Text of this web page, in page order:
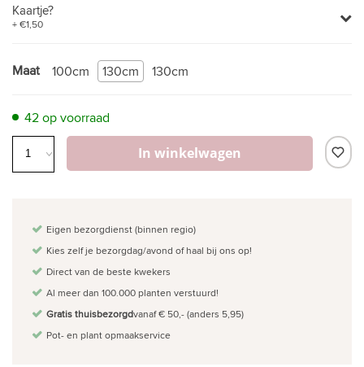
Kaartje?
+ €1,50
Maat 100cm 130cm 130cm
42 op voorraad
In winkelwagen
Eigen bezorgdienst (binnen regio)
Kies zelf je bezorgdag/avond of haal bij ons op!
Direct van de beste kwekers
Al meer dan 100.000 planten verstuurd!
Gratis thuisbezorgdvanaf € 50,- (anders 5,95)
Pot- en plant opmaakservice